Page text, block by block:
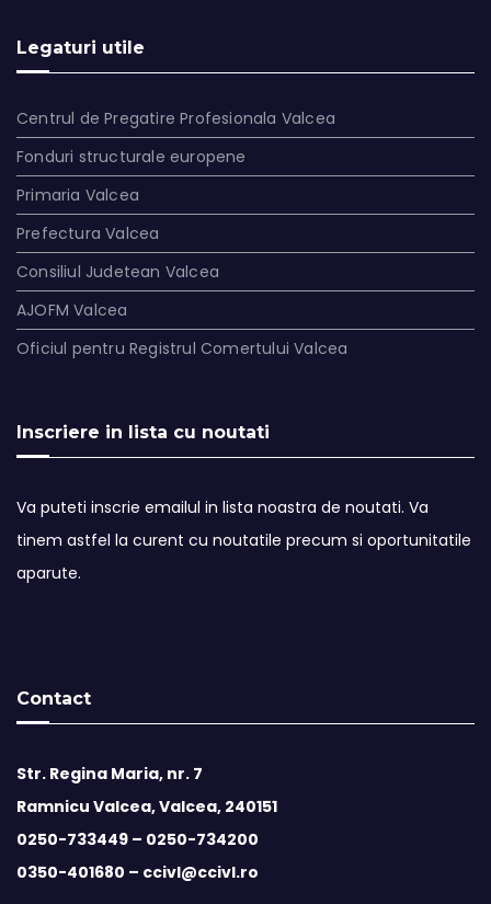
Legaturi utile
Centrul de Pregatire Profesionala Valcea
Fonduri structurale europene
Primaria Valcea
Prefectura Valcea
Consiliul Judetean Valcea
AJOFM Valcea
Oficiul pentru Registrul Comertului Valcea
Inscriere in lista cu noutati
Va puteti inscrie emailul in lista noastra de noutati. Va
tinem astfel la curent cu noutatile precum si oportunitatile
aparute.
Contact
Str. Regina Maria, nr. 7
Ramnicu Valcea, Valcea, 240151
0250-733449 – 0250-734200
0350-401680 – ccivl@ccivl.ro